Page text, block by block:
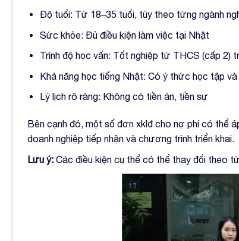
Độ tuổi: Từ 18–35 tuổi, tùy theo từng ngành
Sức khỏe: Đủ điều kiện làm việc tại Nhật
Trình độ học vấn: Tốt nghiệp từ THCS (cấp 2)
Khả năng học tiếng Nhật: Có ý thức học tập
Lý lịch rõ ràng: Không có tiền án, tiền sự
Bên cạnh đó, một số đơn xklđ cho nợ phí có thể
doanh nghiệp tiếp nhận và chương trình triển khai.
Lưu ý: Các điều kiện cụ thể có thể thay đổi theo